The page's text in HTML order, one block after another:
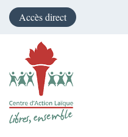
Accès direct